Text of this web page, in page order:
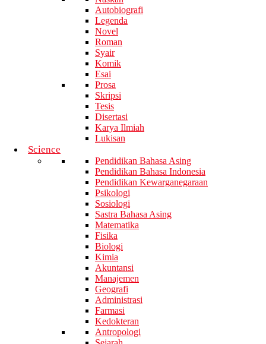
Autobiografi
Legenda
Novel
Roman
Syair
Komik
Esai
Prosa
Skripsi
Tesis
Disertasi
Karya Ilmiah
Lukisan
Science
Pendidikan Bahasa Asing
Pendidikan Bahasa Indonesia
Pendidikan Kewarganegaraan
Psikologi
Sosiologi
Sastra Bahasa Asing
Matematika
Fisika
Biologi
Kimia
Akuntansi
Manajemen
Geografi
Administrasi
Farmasi
Kedokteran
Antropologi